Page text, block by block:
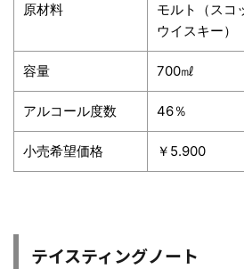
原材料
モルト（ス
ウイスキー）
容量 700㎖
アルコール度数 46％
小売希望価格 ￥5.900
テイスティングノート